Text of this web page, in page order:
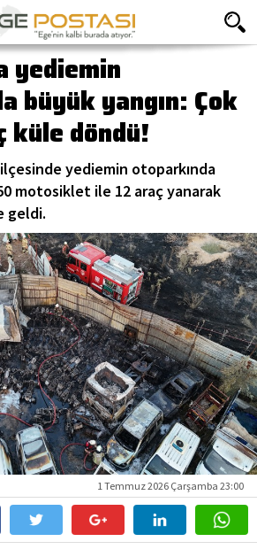
yediemin
büyük yangın: Çok
küle döndü!
yediemin otoparkında
motosiklet ile 12 araç yanarak
geldi.
1 Temmuz 2026 Çarşamba 23:00